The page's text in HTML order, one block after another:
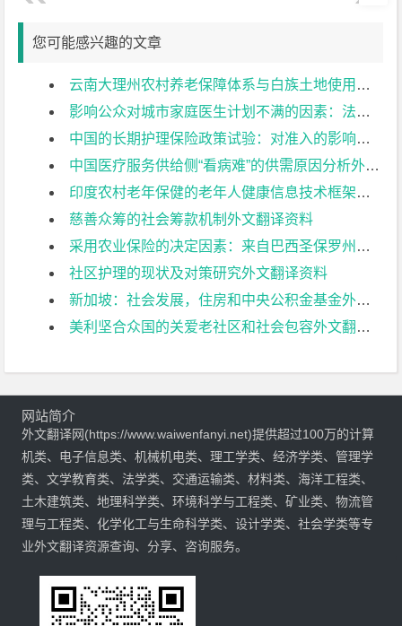
您可能感兴趣的文章
云南大理州农村养老保障体系与白族土地使用权流转——以中国剑川县为例外文翻译资料
影响公众对城市家庭医生计划不满的因素：法尔斯省一项基于一般群的研究外文翻译资料
中国的长期护理保险政策试验：对准入的影响外文翻译资料
中国医疗服务供给侧“看病难”的供需原因分析外文翻译资料
印度农村老年保健的老年人健康信息技术框架：一项政策倡议外文翻译资料
慈善众筹的社会筹款机制外文翻译资料
采用农业保险的决定因素：来自巴西圣保罗州农民的证据外文翻译资料
社区护理的现状及对策研究外文翻译资料
新加坡：社会发展，住房和中央公积金基金外文翻译资料
美利坚合众国的关爱老社区和社会包容外文翻译资料
网站简介
外文翻译网(https://www.waiwenfanyi.net)提供超过100万的计算
机类、电子信息类、机械机电类、理工学类、经济学类、管理学
类、文学教育类、法学类、交通运输类、材料类、海洋工程类、
土木建筑类、地理科学类、环境科学与工程类、矿业类、物流管
理与工程类、化学化工与生命科学类、设计学类、社会学类等专
业外文翻译资源查询、分享、咨询服务。